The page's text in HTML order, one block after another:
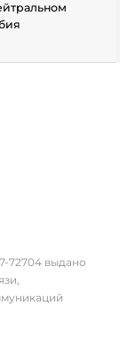
72704 выдано